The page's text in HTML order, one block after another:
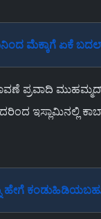
ಮೆಕ್ಕಾಗೆ ಏಕೆ
ಪ್ರವಾದಿ
ಇಸ್ಲಾಮಿನಲ್ಲಿ
ಹೇಗೆ